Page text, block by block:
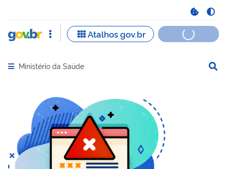
Abrir menu principal de navegação
Ministério da Saúde